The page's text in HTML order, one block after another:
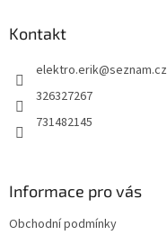
Kontakt
elektro.erik@seznam.cz
326327267
731482145
Informace pro vás
Obchodní podmínky